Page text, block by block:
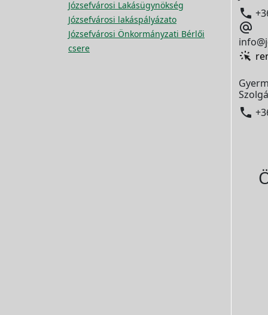
Józsefvárosi Lakásügynökség
Józsefvárosi lakáspályázato
Józsefvárosi Önkormányzati Bérlői
csere


